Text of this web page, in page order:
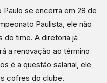
se encerra em 28 de
Paulista, ele não
do time. A diretoria já
a renovação ao término
é a questão salarial, ele
cofres do clube.